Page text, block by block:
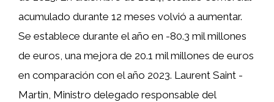
acumulado durante 12 meses volvió a aumentar.
Se establece durante el año en -80.3 mil millones
de euros, una mejora de 20.1 mil millones de euros
en comparación con el año 2023. Laurent Saint -
Martin, Ministro delegado responsable del